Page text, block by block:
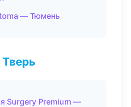
— Тюмень
Surgery Premium —